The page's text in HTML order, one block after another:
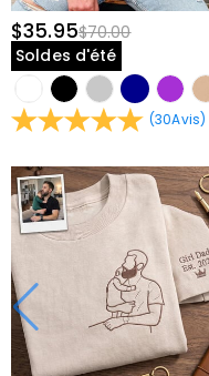
$35.95$70.00
Soldes d'été
(30Avis)